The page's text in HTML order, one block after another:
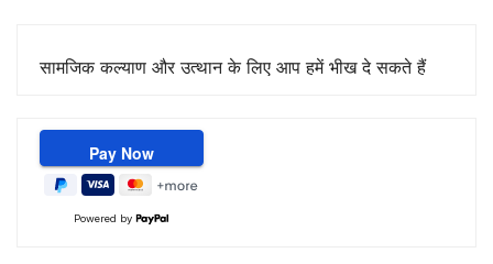
सामजिक कल्याण और उत्थान के लिए आप हमें भीख दे सकते हैं
Powered by